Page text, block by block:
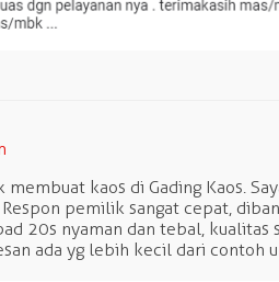
kaos di Gading Kaos.
pemilik sangat cepat,
20s nyaman dan tebal, kualitas
ada yg lebih kecil dari contoh